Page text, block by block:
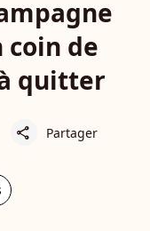
coin de
quitter
share Partager